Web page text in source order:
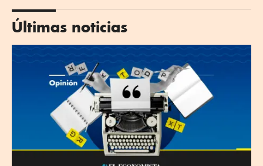
Últimas noticias